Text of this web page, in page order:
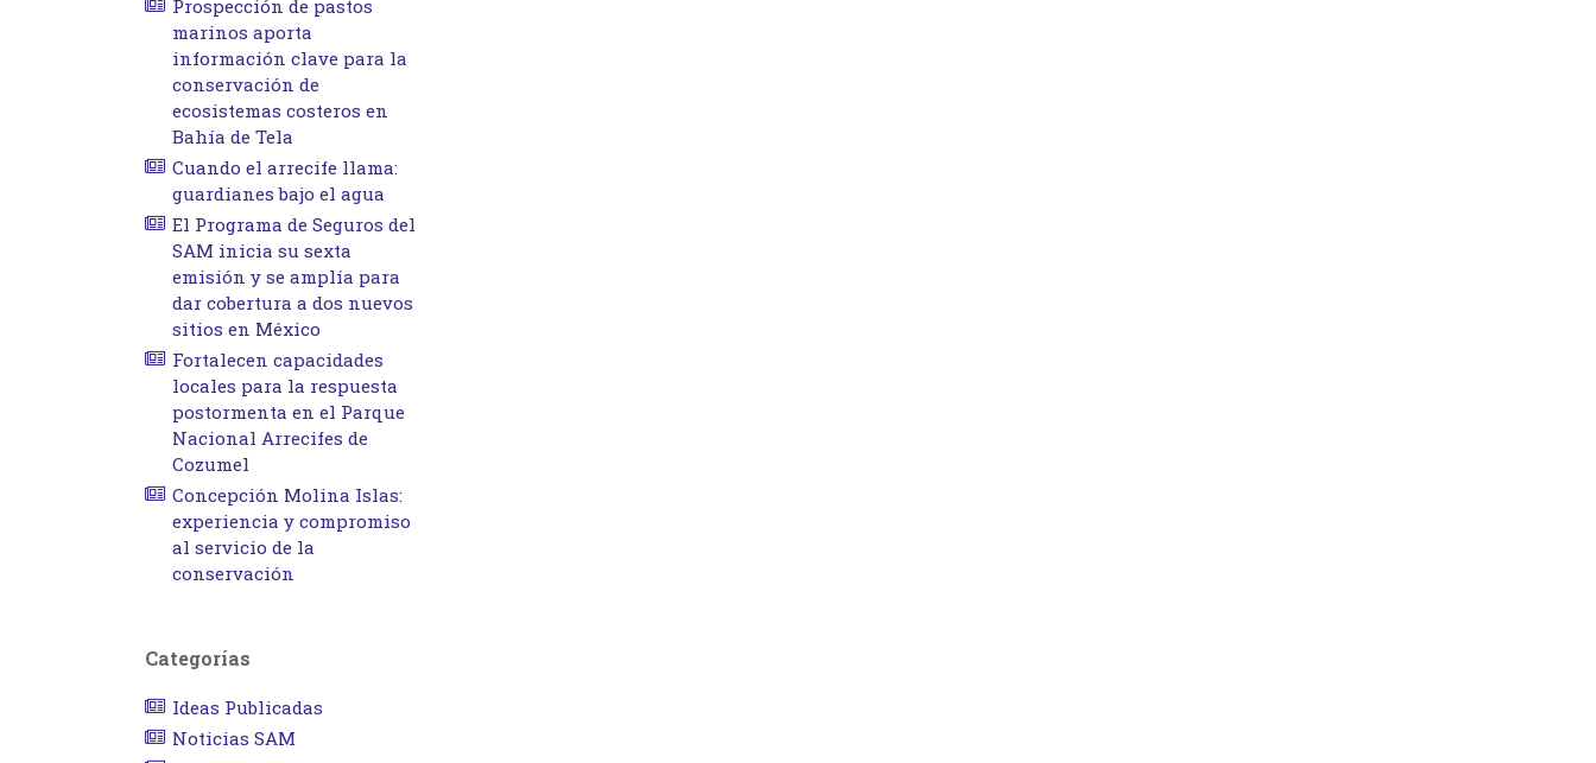
Prospección de pastos
marinos aporta
información clave para la
conservación de
ecosistemas costeros en
Bahía de Tela
Cuando el arrecife llama:
guardianes bajo el agua
El Programa de Seguros del
SAM inicia su sexta
emisión y se amplía para
dar cobertura a dos nuevos
sitios en México
Fortalecen capacidades
locales para la respuesta
postormenta en el Parque
Nacional Arrecifes de
Cozumel
Concepción Molina Islas:
experiencia y compromiso
al servicio de la
conservación
Categorías
Ideas Publicadas
Noticias SAM